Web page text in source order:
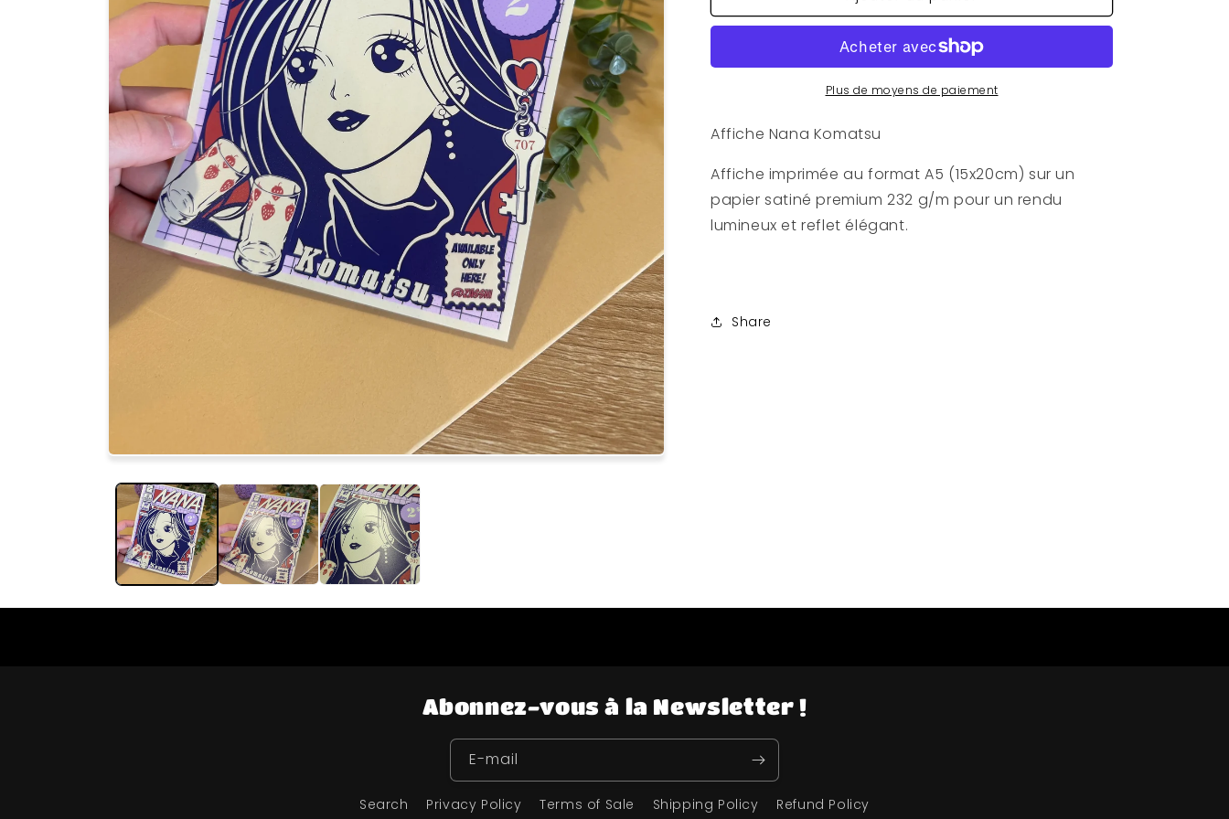
Affiche
A5
Affiche
Komatsu
A5
Satiné
Plus de moyens de paiement
Affiche Nana Komatsu
Affiche imprimée au format A5 (15x20cm) sur un
papier satiné premium 232 g/m pour un rendu
lumineux et reflet élégant.
Share
Abonnez-vous à la Newsletter !
E-mail
Search Privacy Policy Terms of Sale Shipping Policy Refund Policy